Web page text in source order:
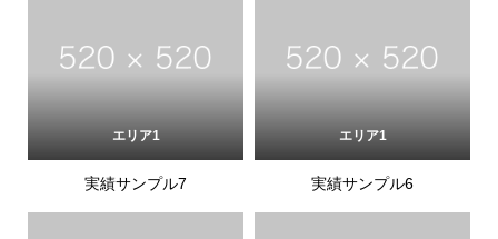
エリア1
実績サンプル7
エリア1
実績サンプル6